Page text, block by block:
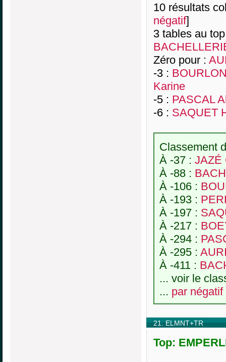
10 résultats
négatif]
3 tables au
Zéro pour :
-3 :
Karine
-5 : PASCAL
-6 : SAQUET
Classement
À -37 : JAZÉ
À -88 :
À -106 :
À -193 :
À -197 :
À -217 :
À -294 :
À -295 :
À -411 :
... voir le
... par négatif
21. ELMNT+TR
Top: